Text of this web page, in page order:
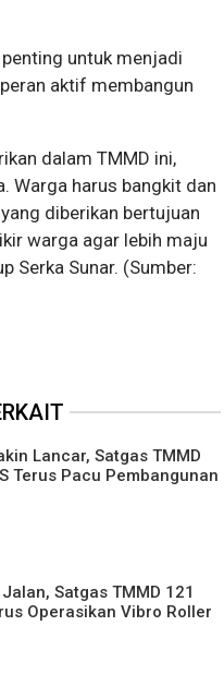
untuk menjadi
aktif membangun
dalam TMMD ini,
Warga harus bangkit dan
diberikan bertujuan
warga agar lebih maju
Serka Sunar. (Sumber:
Lancar, Satgas TMMD
Terus Pacu Pembangunan
Satgas TMMD 121
Operasikan Vibro Roller